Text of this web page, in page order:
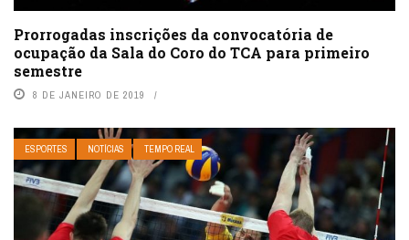
Prorrogadas inscrições da convocatória de
ocupação da Sala do Coro do TCA para primeiro
semestre
8 DE JANEIRO DE 2019
ESPORTES NOTÍCIAS TEMPO REAL